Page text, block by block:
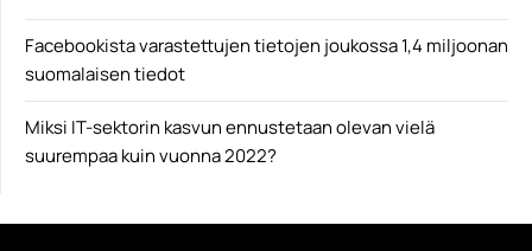
Facebookista varastettujen tietojen joukossa 1,4 miljoonan
suomalaisen tiedot
Miksi IT-sektorin kasvun ennustetaan olevan vielä
suurempaa kuin vuonna 2022?